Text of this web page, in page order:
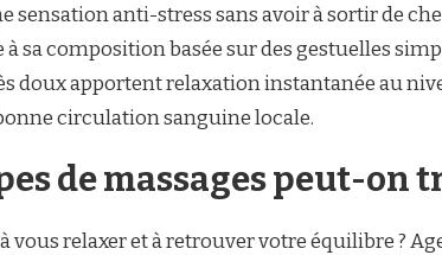
sensation anti-stress sans avoir à sortir de
sa composition basée sur des gestuelles
doux apportent relaxation instantanée au
circulation sanguine locale.
de massages peut-on
vous relaxer et à retrouver votre équilibre ?